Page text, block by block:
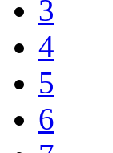
3
4
5
6